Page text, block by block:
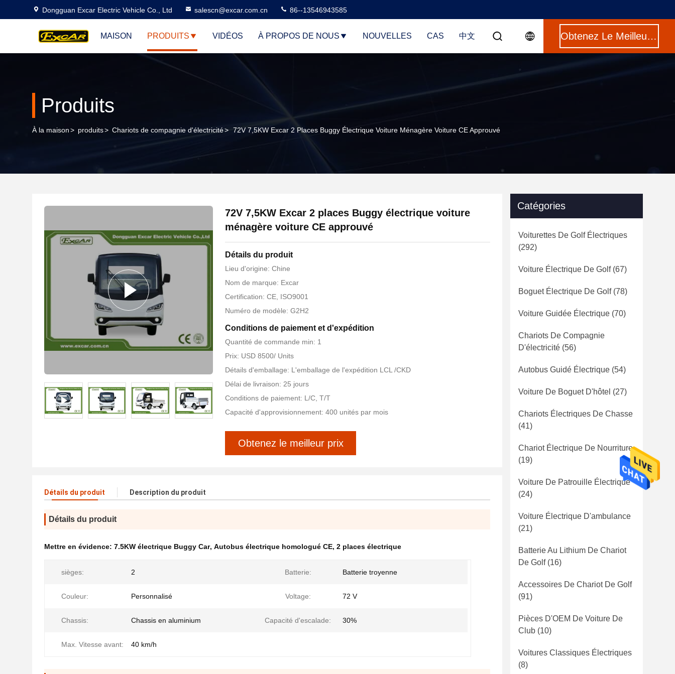
Dongguan Excar Electric Vehicle Co., Ltd salescn@excar.com.cn 86--13546943585
MAISON PRODUITS VIDÉOS À PROPOS DE NOUS NOUVELLES CAS 中文 Obtenez Le Meilleur Prix
Produits
À la maison> produits> Chariots de compagnie d'électricité> 72V 7,5KW Excar 2 Places Buggy Électrique Voiture Ménagère Voiture CE Approuvé
72V 7,5KW Excar 2 places Buggy électrique voiture
ménagère voiture CE approuvé
Détails du produit
Lieu d'origine: Chine
Nom de marque: Excar
Certification: CE, ISO9001
Numéro de modèle: G2H2
Conditions de paiement et d'expédition
Quantité de commande min: 1
Prix: USD 8500/ Units
Détails d'emballage: L'emballage de l'expédition LCL /CKD
Délai de livraison: 25 jours
Conditions de paiement: L/C, T/T
Capacité d'approvisionnement: 400 unités par mois
Obtenez le meilleur prix
Détails du produit Description du produit
Détails du produit
Mettre en évidence: 7.5KW électrique Buggy Car, Autobus électrique homologué CE, 2 places électrique
sièges: 2 Batterie: Batterie troyenne
Couleur: Personnalisé Voltage: 72 V
Chassis: Chassis en aluminium Capacité d'escalade: 30%
Max. Vitesse avant: 40 km/h
Catégories
Voiturettes De Golf Électriques
(292)
Voiture Électrique De Golf(67)
Boguet Électrique De Golf(78)
Voiture Guidée Électrique (70)
Chariots De Compagnie
D'électricité (56)
Autobus Guidé Électrique (54)
Voiture De Boguet D'hôtel (27)
Chariots Électriques De Chasse
(41)
Chariot Électrique De Nourriture
(19)
Voiture De Patrouille Électrique
(24)
Voiture Électrique D'ambulance
(21)
Batterie Au Lithium De Chariot
De Golf(16)
Accessoires De Chariot De Golf
(91)
Pièces D'OEM De Voiture De
Club (10)
Voitures Classiques Électriques
(8)